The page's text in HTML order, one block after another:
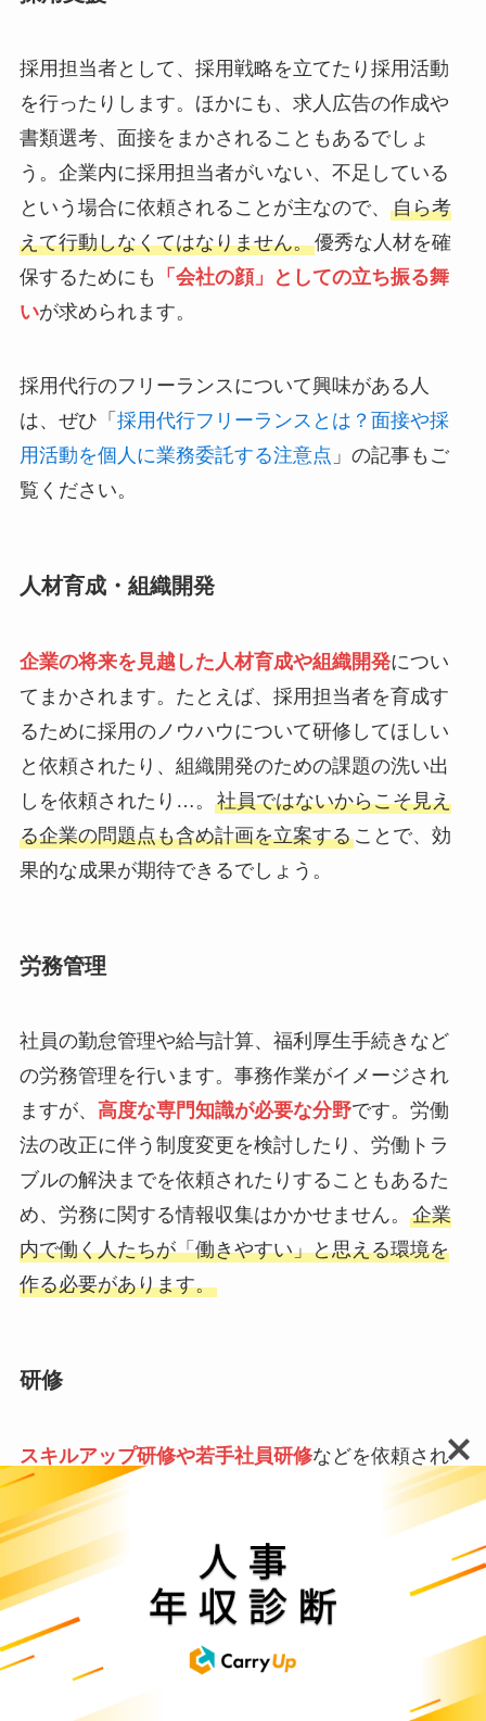
採用担当者として、採用戦略を立てたり採用活動
を行ったりします。ほかにも、求人広告の作成や
書類選考、面接をまかされることもあるでしょ
う。企業内に採用担当者がいない、不足している
という場合に依頼されることが主なので、 自ら考
えて行動しなくてはなりません。優秀な人材を確
保するためにも
「会社の顔」としての立ち振る舞
いが求められます。
採用代行のフリーランスについて興味がある人
は、ぜひ「 採用代行フリーランスとは？面接や採
用活動を個人に業務委託する注意点 」の記事もご
覧ください。
人材育成・組織開発
企業の将来を見越した人材育成や組織開発につい
てまかされます。たとえば、採用担当者を育成す
るために採用のノウハウについて研修してほしい
と依頼されたり、組織開発のための課題の洗い出
しを依頼されたり…。 社員ではないからこそ見え
る企業の問題点も含め計画を立案することで、効
果的な成果が期待できるでしょう。
労務管理
社員の勤怠管理や給与計算、福利厚生手続きなど
の労務管理を行います。事務作業がイメージされ
ますが、 高度な専門知識が必要な分野です。労働
法の改正に伴う制度変更を検討したり、労働トラ
ブルの解決までを依頼されたりすることもあるた
め、労務に関する情報収集はかかせません。 企業
内で働く人たちが「働きやすい」と思える環境を
作る必要があります。
研修
スキルアップ研修や若手社員研修などを依頼され
ることもあります。研修ができるスキルを持つ人
材が社内にいないことや、業務が忙しくて研修す
る時間がない場合などに依頼されます。また、キ
ャリアカウンセリングの機会を設けたり、
社員の
モチベーションをあげるための企画立案を行った
りする
ため、業務内容は研修だけにとどまりませ